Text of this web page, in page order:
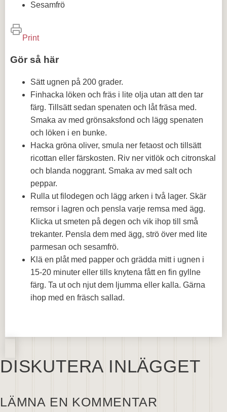
Sesamfrö
Print
Gör så här
Sätt ugnen på 200 grader.
Finhacka löken och fräs i lite olja utan att den tar
färg. Tillsätt sedan spenaten och låt fräsa med.
Smaka av med grönsaksfond och lägg spenaten
och löken i en bunke.
Hacka gröna oliver, smula ner fetaost och tillsätt
ricottan eller färskosten. Riv ner vitlök och citronskal
och blanda noggrant. Smaka av med salt och
peppar.
Rulla ut filodegen och lägg arken i två lager. Skär
remsor i lagren och pensla varje remsa med ägg.
Klicka ut smeten på degen och vik ihop till små
trekanter. Pensla dem med ägg, strö över med lite
parmesan och sesamfrö.
Klä en plåt med papper och grädda mitt i ugnen i
15-20 minuter eller tills knytena fått en fin gyllne
färg. Ta ut och njut dem ljumma eller kalla. Gärna
ihop med en fräsch sallad.
DISKUTERA INLÄGGET
LÄMNA EN KOMMENTAR